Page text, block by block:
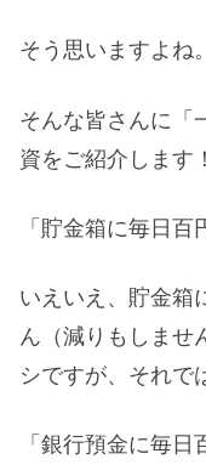
そう思いますよね。
そんな皆さんに「
資をご紹介します！
「貯金箱に毎日百
いえいえ、貯金箱
ん（減りもしませ
シですが、それで
「銀行預金に毎日